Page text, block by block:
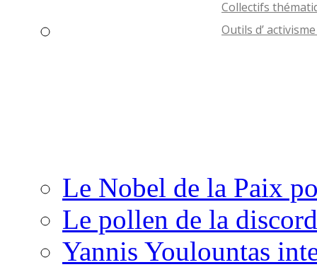
Le Nobel de la Paix
Le pollen de la
Yannis Youlountas